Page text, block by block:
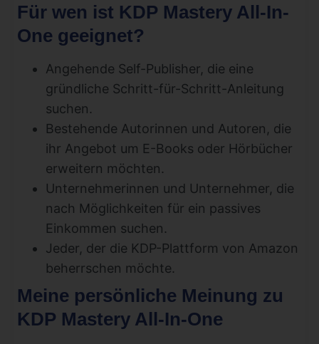
Für wen ist KDP Mastery All-In-
One geeignet?
Angehende Self-Publisher, die eine
gründliche Schritt-für-Schritt-Anleitung
suchen.
Bestehende Autorinnen und Autoren, die
ihr Angebot um E-Books oder Hörbücher
erweitern möchten.
Unternehmerinnen und Unternehmer, die
nach Möglichkeiten für ein passives
Einkommen suchen.
Jeder, der die KDP-Plattform von Amazon
beherrschen möchte.
Meine persönliche Meinung zu
KDP Mastery All-In-One